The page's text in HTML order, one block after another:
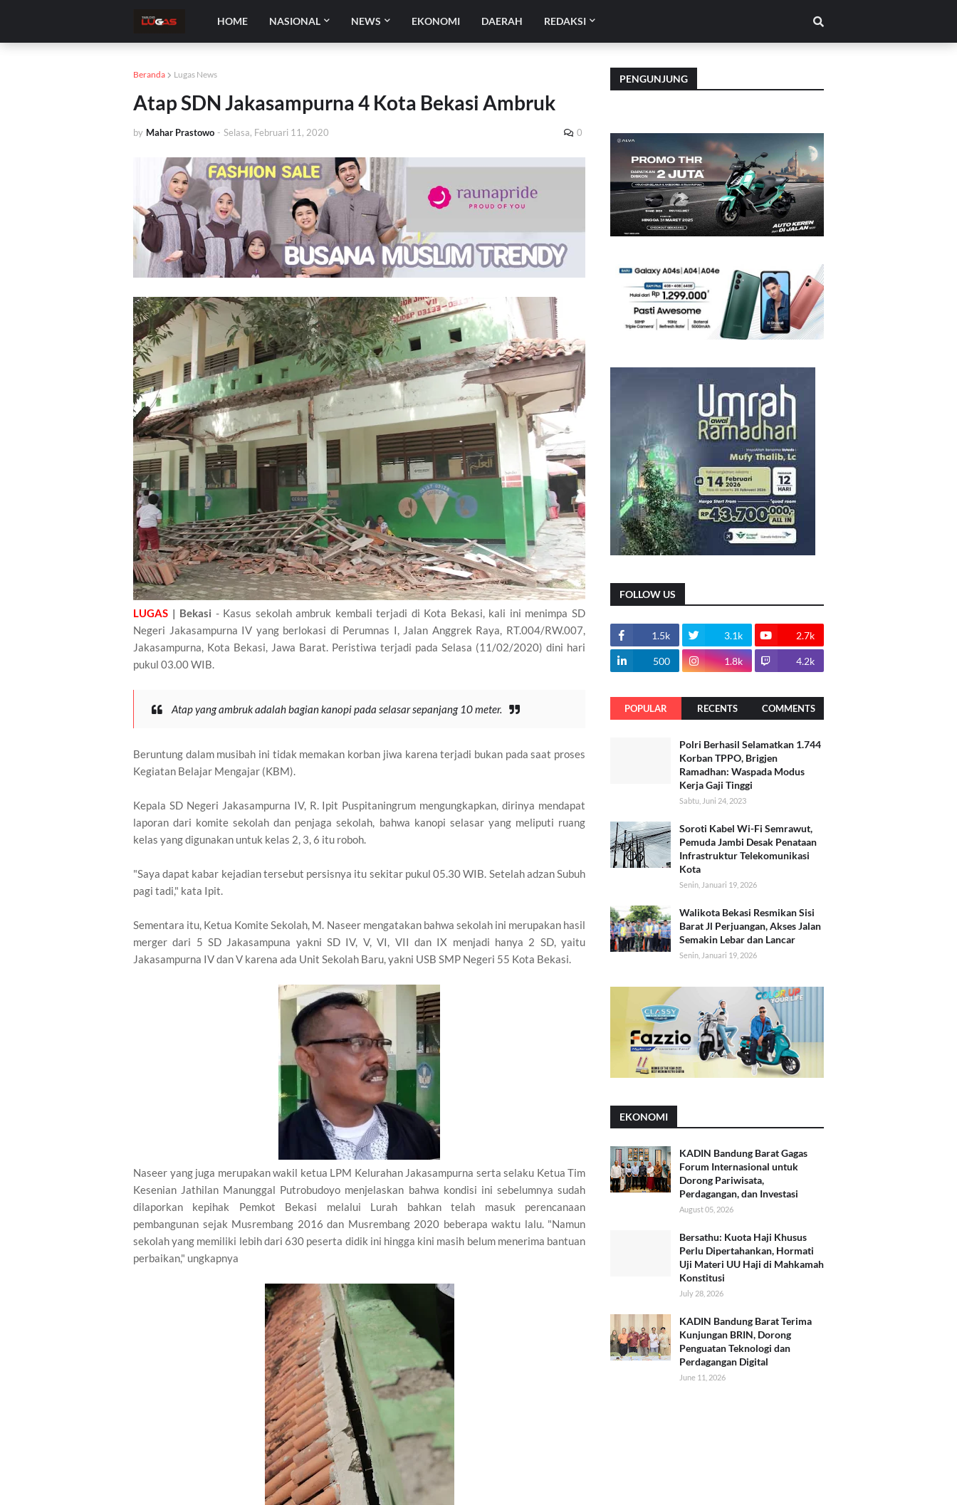
HOME NASIONAL NEWS EKONOMI DAERAH REDAKSI
Beranda Lugas News
Atap SDN Jakasampurna 4 Kota Bekasi Ambruk
by Mahar Prastowo - Selasa, Februari 11, 2020 0
LUGAS | Bekasi - Kasus sekolah ambruk kembali terjadi di Kota Bekasi, kali ini menimpa SD
Negeri Jakasampurna IV yang berlokasi di Perumnas I, Jalan Anggrek Raya, RT.004/RW.007,
Jakasampurna, Kota Bekasi, Jawa Barat. Peristiwa terjadi pada Selasa (11/02/2020) dini hari
pukul 03.00 WIB.
Atap yang ambruk adalah bagian kanopi pada selasar sepanjang 10 meter.
Beruntung dalam musibah ini tidak memakan korban jiwa karena terjadi bukan pada saat proses
Kegiatan Belajar Mengajar (KBM).
Kepala SD Negeri Jakasampurna IV, R. Ipit Puspitaningrum mengungkapkan, dirinya mendapat
laporan dari komite sekolah dan penjaga sekolah, bahwa kanopi selasar yang meliputi ruang
kelas yang digunakan untuk kelas 2, 3, 6 itu roboh.
"Saya dapat kabar kejadian tersebut persisnya itu sekitar pukul 05.30 WIB. Setelah adzan Subuh
pagi tadi," kata Ipit.
Sementara itu, Ketua Komite Sekolah, M. Naseer mengatakan bahwa sekolah ini merupakan hasil
merger dari 5 SD Jakasampuna yakni SD IV, V, VI, VII dan IX menjadi hanya 2 SD, yaitu
Jakasampurna IV dan V karena ada Unit Sekolah Baru, yakni USB SMP Negeri 55 Kota Bekasi.
Naseer yang juga merupakan wakil ketua LPM Kelurahan Jakasampurna serta selaku Ketua Tim
Kesenian Jathilan Manunggal Putrobudoyo menjelaskan bahwa kondisi ini sebelumnya sudah
dilaporkan kepihak Pemkot Bekasi melalui Lurah bahkan telah masuk perencanaan
pembangunan sejak Musrembang 2016 dan Musrembang 2020 beberapa waktu lalu. "Namun
sekolah yang memiliki lebih dari 630 peserta didik ini hingga kini masih belum menerima bantuan
perbaikan," ungkapnya
PENGUNJUNG
FOLLOW US
1.5k 3.1k 2.7k
500 1.8k 4.2k
POPULAR RECENTS COMMENTS
Polri Berhasil Selamatkan 1.744
Korban TPPO, Brigjen
Ramadhan: Waspada Modus
Kerja Gaji Tinggi
Sabtu, Juni 24, 2023
Soroti Kabel Wi-Fi Semrawut,
Pemuda Jambi Desak Penataan
Infrastruktur Telekomunikasi
Kota
Senin, Januari 19, 2026
Walikota Bekasi Resmikan Sisi
Barat Jl Perjuangan, Akses Jalan
Semakin Lebar dan Lancar
Senin, Januari 19, 2026
EKONOMI
KADIN Bandung Barat Gagas
Forum Internasional untuk
Dorong Pariwisata,
Perdagangan, dan Investasi
August 05, 2026
Bersathu: Kuota Haji Khusus
Perlu Dipertahankan, Hormati
Uji Materi UU Haji di Mahkamah
Konstitusi
July 28, 2026
KADIN Bandung Barat Terima
Kunjungan BRIN, Dorong
Penguatan Teknologi dan
Perdagangan Digital
June 11, 2026